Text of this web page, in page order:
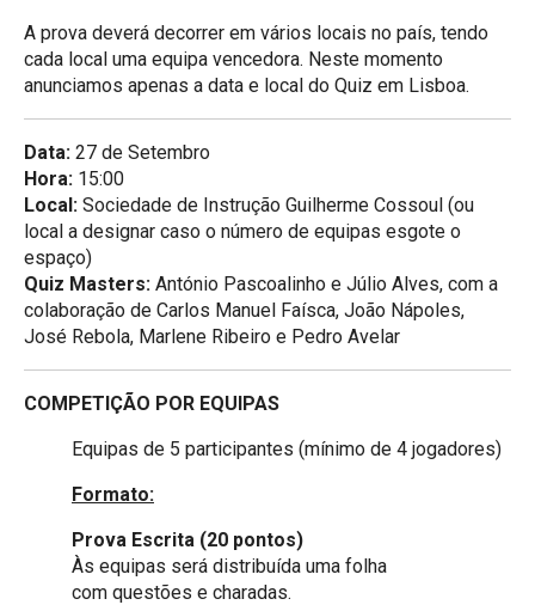
A prova deverá decorrer em vários locais no país, tendo
cada local uma equipa vencedora. Neste momento
anunciamos apenas a data e local do Quiz em Lisboa.
Data: 27 de Setembro
Hora: 15:00
Local: Sociedade de Instrução Guilherme Cossoul (ou
local a designar caso o número de equipas esgote o
espaço)
Quiz Masters: António Pascoalinho e Júlio Alves, com a
colaboração de Carlos Manuel Faísca, João Nápoles,
José Rebola, Marlene Ribeiro e Pedro Avelar
COMPETIÇÃO POR EQUIPAS
Equipas de 5 participantes (mínimo de 4 jogadores)
Formato:
Prova Escrita (20 pontos)
Às equipas será distribuída uma folha
com questões e charadas.